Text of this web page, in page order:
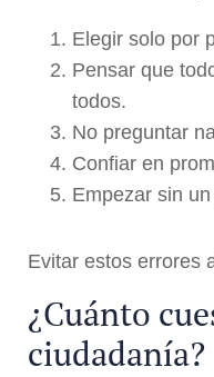
Elegir solo por
Pensar que
todos.
No preguntar
Confiar en
Empezar sin
Evitar estos errores
¿Cuánto
ciudadanía?